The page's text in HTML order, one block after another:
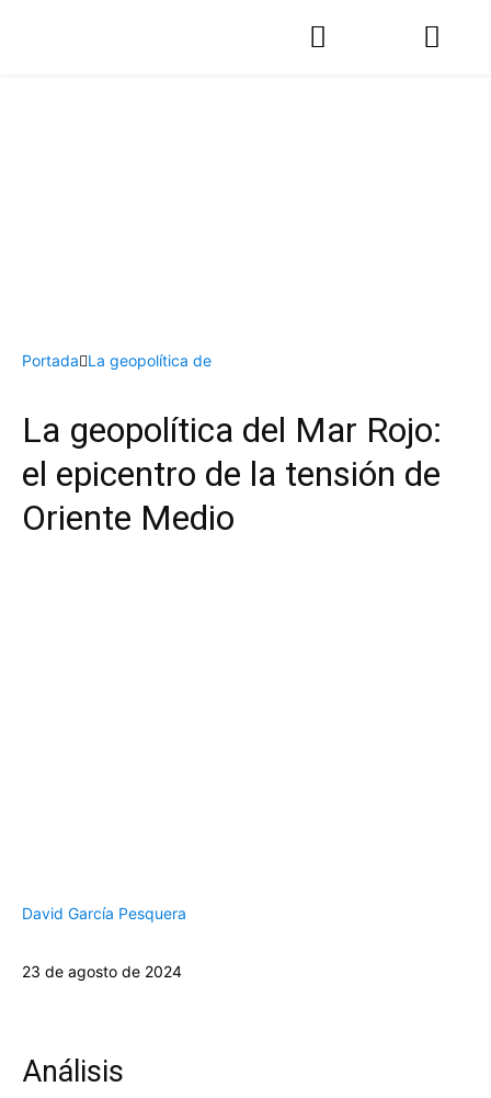
Portada La geopolítica de
La geopolítica del Mar Rojo:
el epicentro de la tensión de
Oriente Medio
David García Pesquera
23 de agosto de 2024
Análisis